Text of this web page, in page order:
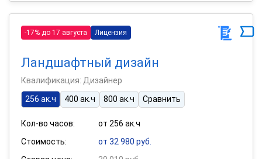
-17% до 17 августа Лицензия
Ландшафтный дизайн
Квалификация: Дизайнер
256 ак.ч
400 ак.ч 800 ак.ч Сравнить
Кол-во часов:
от 256 ак.ч
Стоимость:
от 32 980 руб.